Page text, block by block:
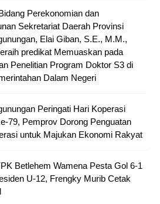
Perekonomian dan
Sekretariat Daerah Provinsi
Elai Giban, S.E., M.M.,
predikat Memuaskan pada
Penelitian Program Doktor S3 di
Dalam Negeri
Peringati Hari Koperasi
79, Pemprov Dorong Penguatan
untuk Majukan Ekonomi Rakyat
Betlehem Wamena Pesta Gol 6-1
U-12, Frengky Murib Cetak